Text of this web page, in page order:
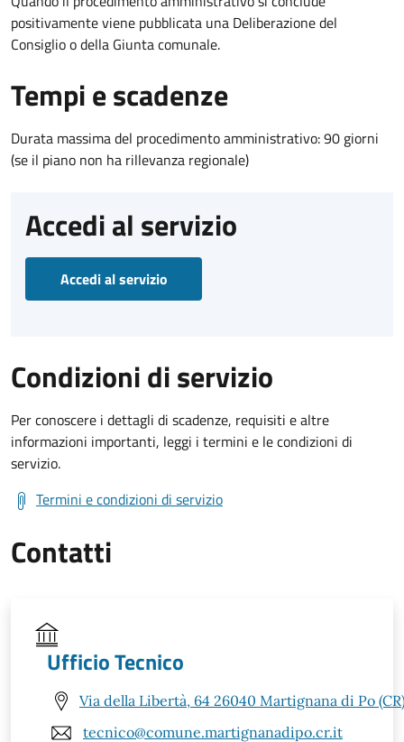
positivamente viene pubblicata una Deliberazione del
Consiglio o della Giunta comunale.
Tempi e scadenze
Durata massima del procedimento amministrativo: 90 giorni
(se il piano non ha rillevanza regionale)
Accedi al servizio
Accedi al servizio
Condizioni di servizio
Per conoscere i dettagli di scadenze, requisiti e altre
informazioni importanti, leggi i termini e le condizioni di
servizio.
Termini e condizioni di servizio
Contatti
Ufficio Tecnico
Via della Libertà, 64 26040 Martignana di Po
tecnico@comune.martignanadipo.cr.it